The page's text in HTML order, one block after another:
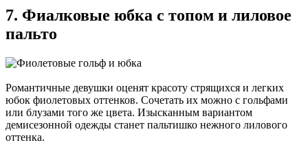
7. Фиалковые юбка с топом и лиловое
пальто
Романтичные девушки оценят красоту стрящихся и легких
юбок фиолетовых оттенков. Сочетать их можно с гольфами
или блузами того же цвета. Изысканным вариантом
демисезонной одежды станет пальтишко нежного лилового
оттенка.